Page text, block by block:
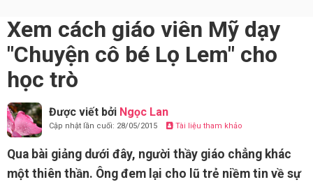
Xem cách giáo viên Mỹ dạy
"Chuyện cô bé Lọ Lem" cho
học trò
Được viết bởi Ngọc Lan
Cập nhật lần cuối: 28/05/2015 Tài liệu tham khảo
Qua bài giảng dưới đây, người thầy giáo chẳng khác
một thiên thần. Ông đem lại cho lũ trẻ niềm tin về sự